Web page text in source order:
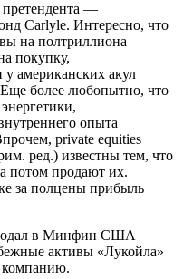
претендента —
Carlyle. Интересно, что
на полтриллиона
покупку,
у американских акул
более любопытно, что
опыта
private equities
ред.) известны тем, что
потом продают их.
за полцены прибыль
в Минфин США
активы «Лукойла»
компанию.